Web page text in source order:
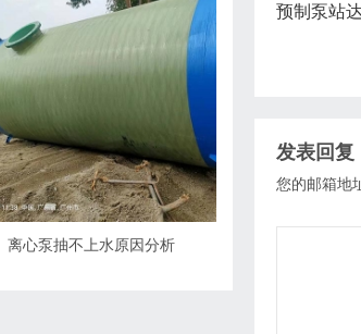
预制泵站
发表回复
您的邮箱地
离心泵抽不上水原因分析